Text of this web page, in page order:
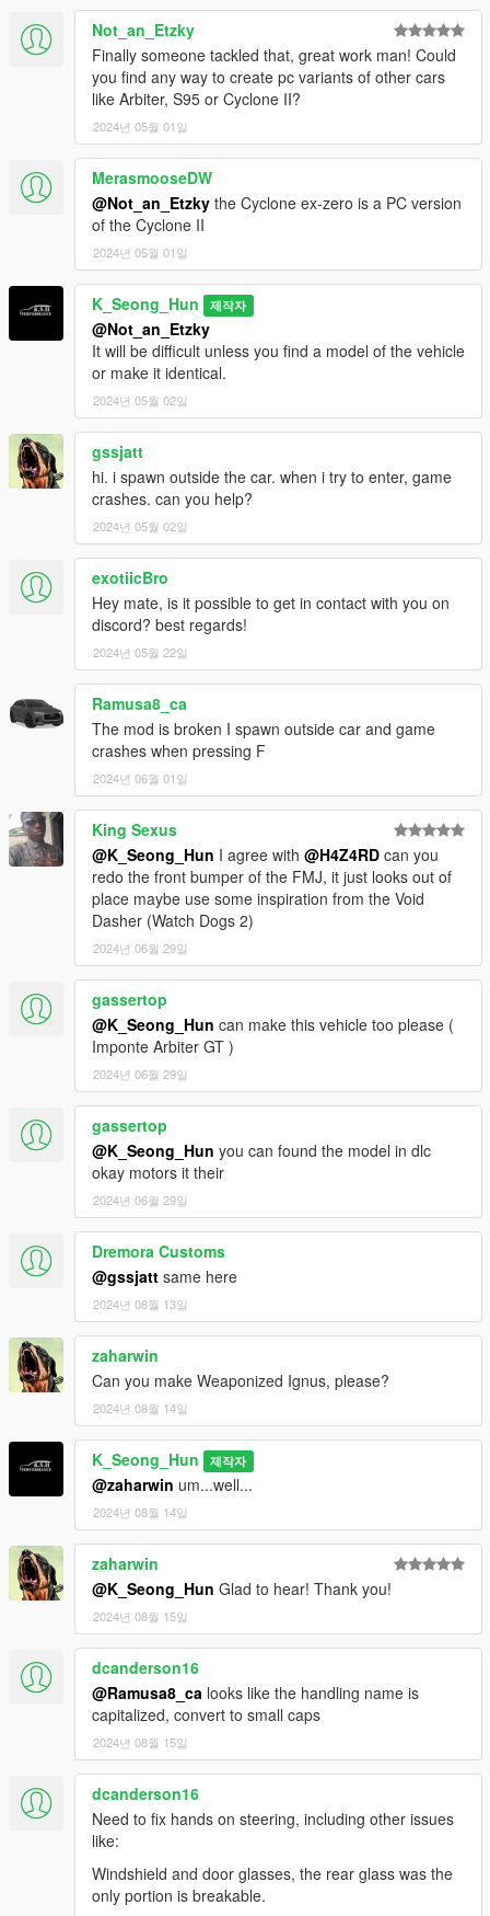
Not_an_Etzky
Finally someone tackled that, great work man! Could
you find any way to create pc variants of other cars
like Arbiter, S95 or Cyclone II?
2024년 05월 01일
MerasmooseDW
@Not_an_Etzky the Cyclone ex-zero is a PC version
of the Cyclone II
2024년 05월 01일
K_Seong_Hun 제작자
@Not_an_Etzky
It will be difficult unless you find a model of the vehicle
or make it identical.
2024년 05월 02일
gssjatt
hi. i spawn outside the car. when i try to enter, game
crashes. can you help?
2024년 05월 02일
exotiicBro
Hey mate, is it possible to get in contact with you on
discord? best regards!
2024년 05월 22일
Ramusa8_ca
The mod is broken I spawn outside car and game
crashes when pressing F
2024년 06월 01일
King Sexus
@K_Seong_Hun I agree with @H4Z4RD can you
redo the front bumper of the FMJ, it just looks out of
place maybe use some inspiration from the Void
Dasher (Watch Dogs 2)
2024년 06월 29일
gassertop
@K_Seong_Hun can make this vehicle too please (
Imponte Arbiter GT )
2024년 06월 29일
gassertop
@K_Seong_Hun you can found the model in dlc
okay motors it their
2024년 06월 29일
Dremora Customs
@gssjatt same here
2024년 08월 13일
zaharwin
Can you make Weaponized Ignus, please?
2024년 08월 14일
K_Seong_Hun 제작자
@zaharwin um...well...
2024년 08월 14일
zaharwin
@K_Seong_Hun Glad to hear! Thank you!
2024년 08월 15일
dcanderson16
@Ramusa8_ca looks like the handling name is
capitalized, convert to small caps
2024년 08월 15일
dcanderson16
Need to fix hands on steering, including other issues
like:
Windshield and door glasses, the rear glass was the
only portion is breakable.